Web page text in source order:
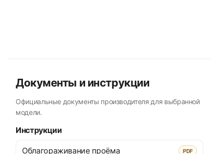
Документы и инструкции
Официальные документы производителя для выбранной
модели.
Инструкции
Облагораживание проёма PDF